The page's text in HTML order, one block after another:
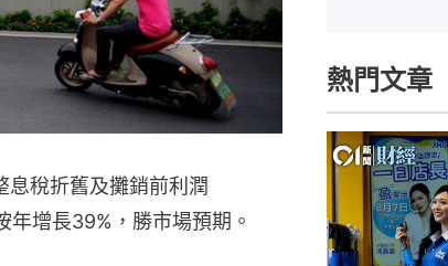
稅折舊及攤銷前利潤
年增長39%，勝市場預期。
熱門文章